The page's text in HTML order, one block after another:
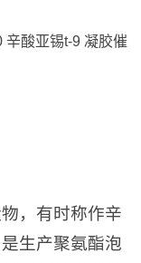
辛酸亚锡t-9 凝胶催
，有时称作辛
生产聚氨酯泡